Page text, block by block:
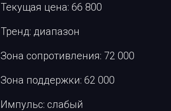
Текущая цена: 66 800
Тренд: диапазон
Зона сопротивления: 72 000
Зона поддержки: 62 000
Импульс: слабый